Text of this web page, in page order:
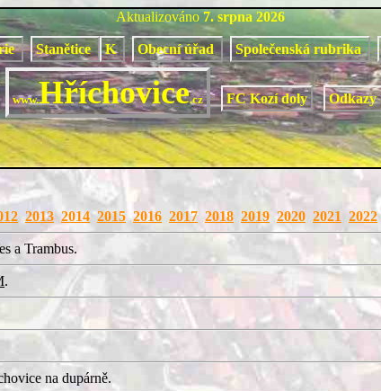
Aktualizováno 7. srpna 2026
Stanětice K Obecní úřad Společenská rubrika
www.Hříchovice.cz FC Kozí doly Odkazy
2013 2014 2015 2016 2017 2018 2019 2020 2021 2022
a Trambus.
.
na dupárně.